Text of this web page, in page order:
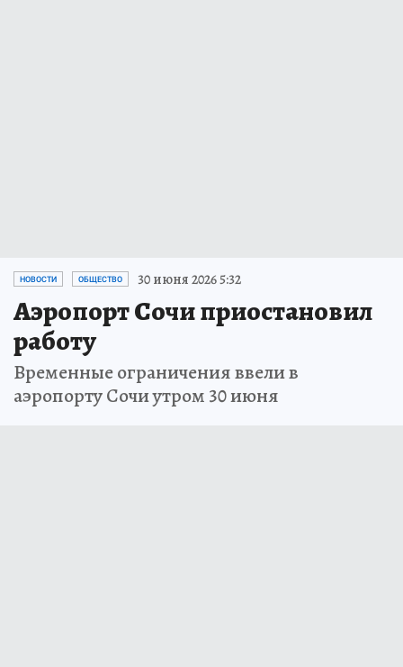
НОВОСТИ ОБЩЕСТВО 30 июня 2026 5:32
Аэропорт Сочи приостановил
работу
Временные ограничения ввели в
аэропорту Сочи утром 30 июня